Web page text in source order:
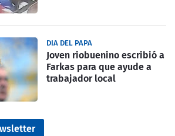
DIA DEL PAPA
Joven riobuenino escribió a
Farkas para que ayude a
trabajador local